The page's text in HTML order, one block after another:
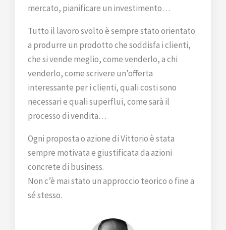
mercato, pianificare un investimento…
Tutto il lavoro svolto è sempre stato orientato
a produrre un prodotto che soddisfa i clienti,
che si vende meglio, come venderlo, a chi
venderlo, come scrivere un’offerta
interessante per i clienti, quali costi sono
necessari e quali superflui, come sarà il
processo di vendita…
Ogni proposta o azione di Vittorio è stata
sempre motivata e giustificata da azioni
concrete di business.
Non c’è mai stato un approccio teorico o fine a
sé stesso.